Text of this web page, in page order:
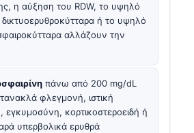
η αύξηση του RDW, το υψηλό
ή το υψηλό
αλλάζουν την
πάνω από 200 mg/dL
φλεγμονή, ιστική
εγκυμοσύνη, κορτικοστεροειδή ή
υπερβολικά ερυθρά